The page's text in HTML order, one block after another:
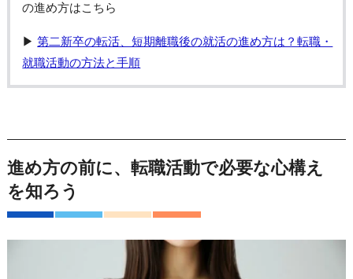
の進め方はこちら
▶第二新卒の転活、短期離職後の就活の進め方は？転職・
就職活動の方法と手順
進め方の前に、転職活動で必要な心構え
を知ろう